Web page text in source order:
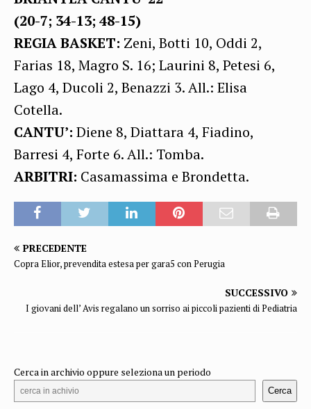
(20-7; 34-13; 48-15)
REGIA BASKET: Zeni, Botti 10, Oddi 2,
Farias 18, Magro S. 16; Laurini 8, Petesi 6,
Lago 4, Ducoli 2, Benazzi 3. All.: Elisa
Cotella.
CANTU’: Diene 8, Diattara 4, Fiadino,
Barresi 4, Forte 6. All.: Tomba.
ARBITRI: Casamassima e Brondetta.
PRECEDENTE
Copra Elior, prevendita estesa per gara5 con Perugia
SUCCESSIVO
I giovani dell’ Avis regalano un sorriso ai piccoli pazienti di Pediatria
Cerca in archivio oppure seleziona un periodo
Cerca